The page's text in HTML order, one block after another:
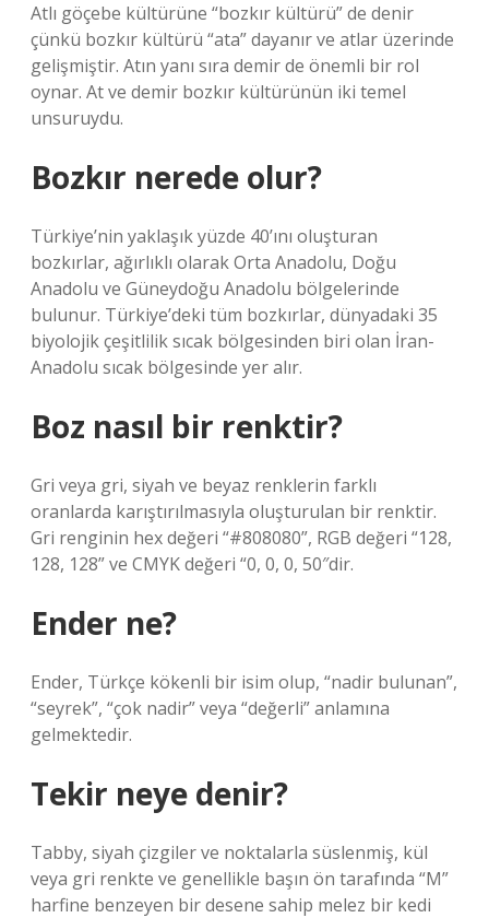
Atlı göçebe kültürüne “bozkır kültürü” de denir
çünkü bozkır kültürü “ata” dayanır ve atlar üzerinde
gelişmiştir. Atın yanı sıra demir de önemli bir rol
oynar. At ve demir bozkır kültürünün iki temel
unsuruydu.
Bozkır nerede olur?
Türkiye’nin yaklaşık yüzde 40’ını oluşturan
bozkırlar, ağırlıklı olarak Orta Anadolu, Doğu
Anadolu ve Güneydoğu Anadolu bölgelerinde
bulunur. Türkiye’deki tüm bozkırlar, dünyadaki 35
biyolojik çeşitlilik sıcak bölgesinden biri olan İran-
Anadolu sıcak bölgesinde yer alır.
Boz nasıl bir renktir?
Gri veya gri, siyah ve beyaz renklerin farklı
oranlarda karıştırılmasıyla oluşturulan bir renktir.
Gri renginin hex değeri “#808080”, RGB değeri “128,
128, 128” ve CMYK değeri “0, 0, 0, 50″dir.
Ender ne?
Ender, Türkçe kökenli bir isim olup, “nadir bulunan”,
“seyrek”, “çok nadir” veya “değerli” anlamına
gelmektedir.
Tekir neye denir?
Tabby, siyah çizgiler ve noktalarla süslenmiş, kül
veya gri renkte ve genellikle başın ön tarafında “M”
harfine benzeyen bir desene sahip melez bir kedi